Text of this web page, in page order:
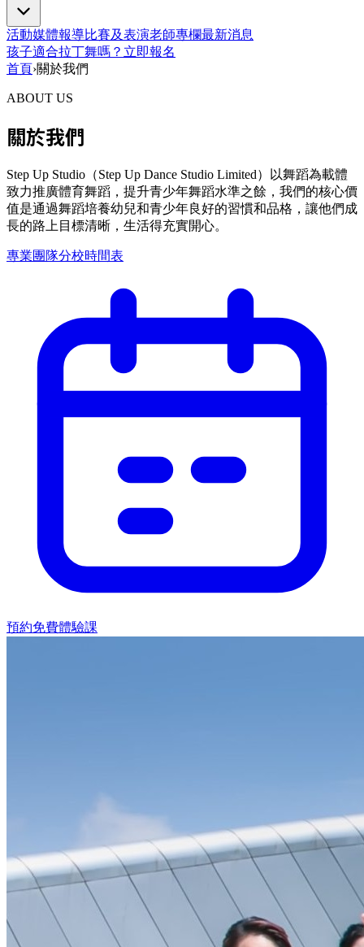
活動媒體報導比賽及表演老師專欄最新消息
孩子適合拉丁舞嗎？ 立即報名
首頁›關於我們
ABOUT US
關於我們
Step Up Studio（Step Up Dance Studio Limited）以舞蹈為載體
致力推廣體育舞蹈，提升青少年舞蹈水準之餘，我們的核心價
值是通過舞蹈培養幼兒和青少年良好的習慣和品格，讓他們成
長的路上目標清晰，生活得充實開心。
專業團隊分校時間表
預約免費體驗課